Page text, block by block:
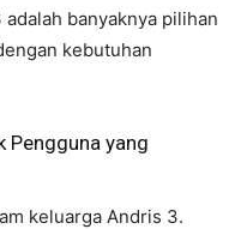
banyaknya pilihan
kebutuhan
Pengguna yang
keluarga Andris 3.